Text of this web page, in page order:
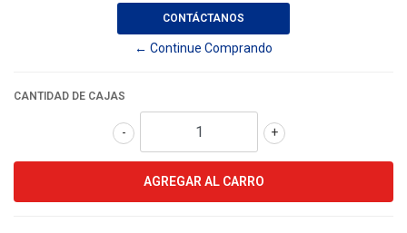
CONTÁCTANOS
← Continue Comprando
CANTIDAD DE CAJAS
+
-